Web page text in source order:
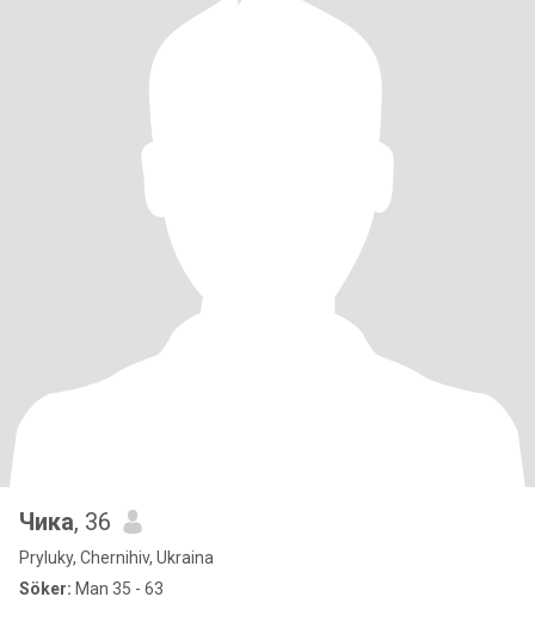
Чика, 36
Pryluky, Chernihiv, Ukraina
Söker: Man 35 - 63